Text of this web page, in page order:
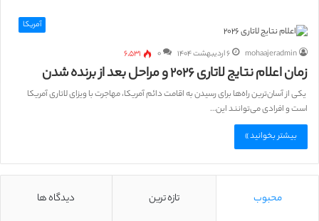
آمریکا
mohaajeradmin ۶ اردیبهشت ۱۴۰۴ ۰ ۶,۵۳۱
زمان اعلام نتایج لاتاری ۲۰۲۶ و مراحل بعد از برنده شدن
یکی از آسان‌ترین راه‌ها برای رسیدن به اقامت دائم آمریکا، مهاجرت با ویزای لاتاری آمریکا
است و افرادی می‌توانند این…
بیشتر بخوانید »
محبوب تازه ترین دیدگاه ها